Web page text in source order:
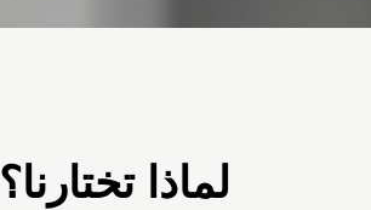
لماذا تختارنا؟